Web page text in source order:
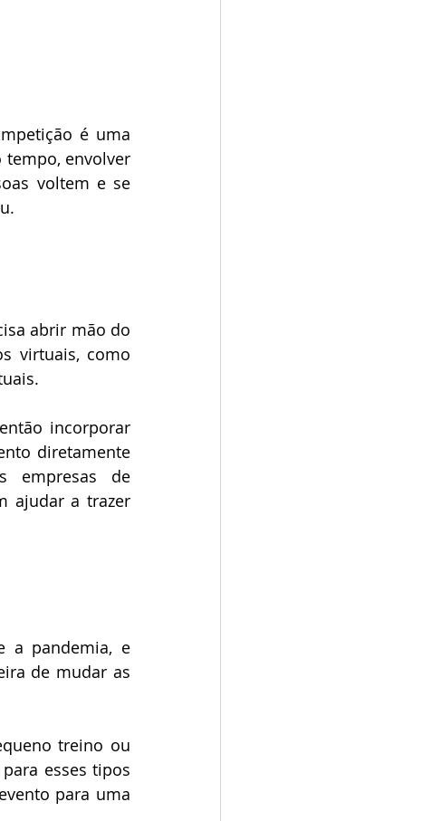
é uma
tempo, envolver
voltem e se
abrir mão do
virtuais, como
incorporar
diretamente
empresas de
ajudar a trazer
a pandemia, e
de mudar as
treino ou
esses tipos
para uma